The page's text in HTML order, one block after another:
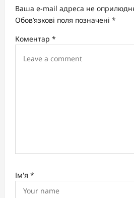
a
i
Ваша e-mail адреса не
Обов’язкові поля позначені *
Коментар *
Ім'я *